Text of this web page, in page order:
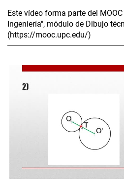
Este vídeo forma parte del
Ingeniería", módulo de Dibujo
(https://mooc.upc.edu/)